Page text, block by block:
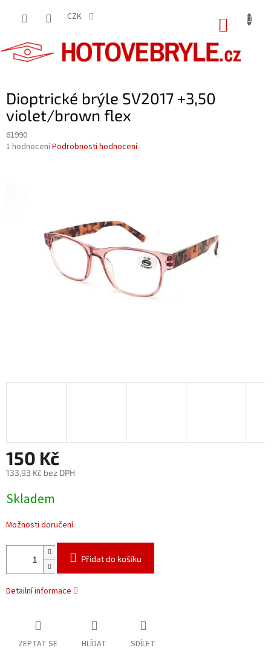
CZK
Dioptrické brýle SV2017 +3,50
violet/brown flex
61990
Průměrné
1 hodnoceníPodrobnosti hodnocení
150 Kč
133,93 Kč bez DPH
cena:
Skladem
Možnosti doručení
Přidat do košíku
Detailní informace
ZEPTAT SE HLÍDAT SDÍLET